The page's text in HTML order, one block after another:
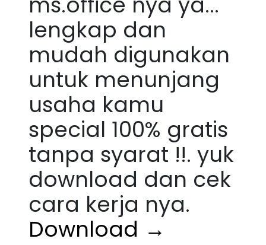
lengkap dan
mudah digunakan
untuk menunjang
usaha kamu
special 100% gratis
tanpa syarat !!. yuk
download dan cek
cara kerja nya.
Download →